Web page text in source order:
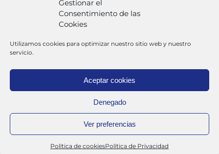
Gestionar el
Consentimiento de las
Cookies
Utilizamos cookies para optimizar nuestro sitio web y nuestro
servicio.
Aceptar cookies
Denegado
Ver preferencias
Política de cookiesPolítica de Privacidad
Trabaja con Nosotros
Canal Interno de Denuncias
Europlátano S.A. 2024